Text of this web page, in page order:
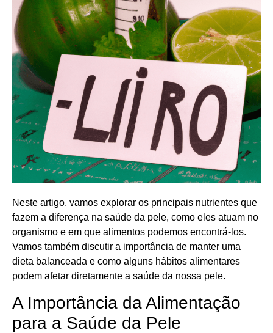
Neste artigo, vamos explorar os principais nutrientes que
fazem a diferença na saúde da pele, como eles atuam no
organismo e em que alimentos podemos encontrá-los.
Vamos também discutir a importância de manter uma
dieta balanceada e como alguns hábitos alimentares
podem afetar diretamente a saúde da nossa pele.
A Importância da Alimentação
para a Saúde da Pele